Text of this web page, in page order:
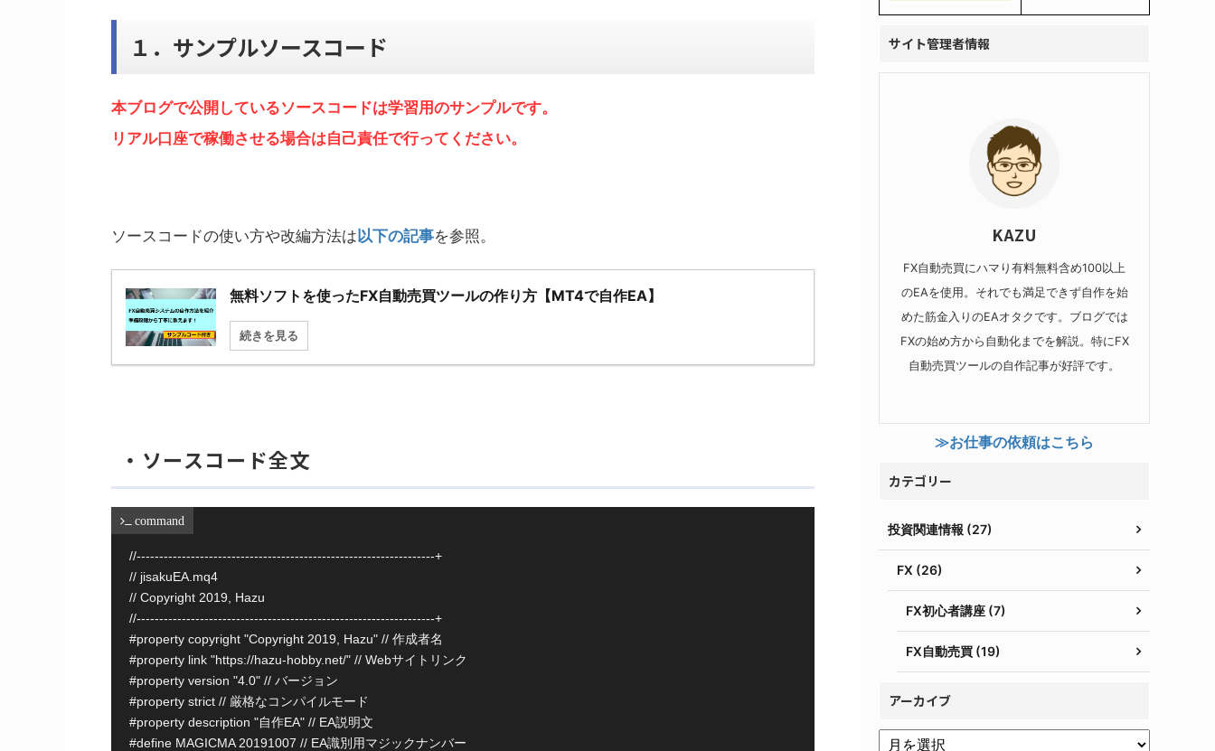
１．サンプルソースコード
本ブログで公開しているソースコードは学習用のサンプルです。
リアル口座で稼働させる場合は自己責任で行ってください。
ソースコードの使い方や改編方法は以下の記事を参照。
無料ソフトを使ったFX自動売買ツールの作り方【MT4で自作EA】
続きを見る
・ソースコード全文
command
//------------------------------------------------------------------+
// jisakuEA.mq4
// Copyright 2019, Hazu
//------------------------------------------------------------------+
#property copyright "Copyright 2019, Hazu" // 作成者名
#property link "https://hazu-hobby.net/" // Webサイトリンク
#property version "4.0" // バージョン
#property strict // 厳格なコンパイルモード
#property description "自作EA" // EA説明文
#define MAGICMA 20191007 // EA識別用マジックナンバー
サイト管理者情報
KAZU
FX自動売買にハマり有料無料含め100以上
のEAを使用。それでも満足できず自作を始
めた筋金入りのEAオタクです。ブログでは
FXの始め方から自動化までを解説。特にFX
自動売買ツールの自作記事が好評です。
≫お仕事の依頼はこちら
カテゴリー
投資関連情報 (27)
FX (26)
FX初心者講座 (7)
FX自動売買 (19)
アーカイブ